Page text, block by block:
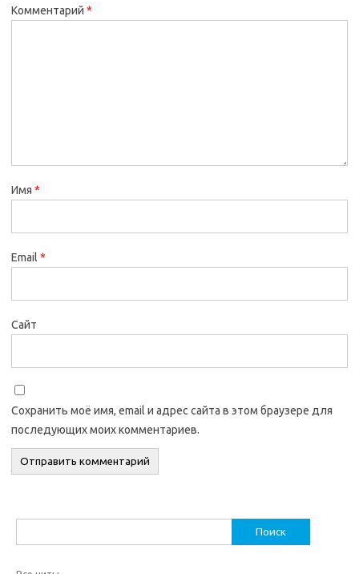
Комментарий *
Имя *
Email *
Сайт
Сохранить моё имя, email и адрес сайта в этом браузере для
последующих моих комментариев.